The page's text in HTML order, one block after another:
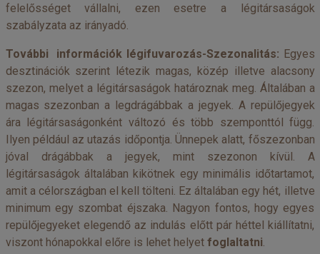
felelősséget vállalni, ezen esetre a légitársaságok
szabályzata az irányadó.
További információk légifuvarozás-Szezonalitás: Egyes
desztinációk szerint létezik magas, közép illetve alacsony
szezon, melyet a légitársaságok határoznak meg. Általában a
magas szezonban a legdrágábbak a jegyek. A repülőjegyek
ára légitársaságonként változó és több szemponttól függ.
Ilyen például az utazás időpontja. Ünnepek alatt, főszezonban
jóval drágábbak a jegyek, mint szezonon kívül. A
légitársaságok általában kikötnek egy minimális időtartamot,
amit a célországban el kell tölteni. Ez általában egy hét, illetve
minimum egy szombat éjszaka. Nagyon fontos, hogy egyes
repülőjegyeket elegendő az indulás előtt pár héttel kiállítatni,
viszont hónapokkal előre is lehet helyet foglaltatni